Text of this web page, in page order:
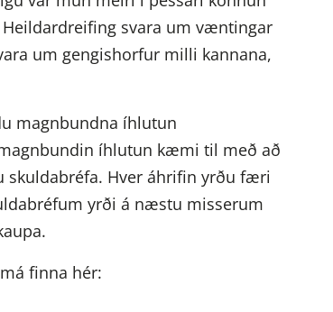
svara um væntingar
um gengishorfur milli kannana,
magnbundna íhlutun
íhlutun kæmi til með að
skuldabréfa. Hver áhrifin yrðu færi
yrði á næstu misserum
finna hér: